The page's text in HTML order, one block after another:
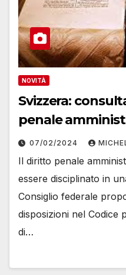
NOVITÀ
Svizzera:
penale
07/02/2024
Il diritto penale
essere disciplinato in
Consiglio federale
disposizioni nel Codice
di…